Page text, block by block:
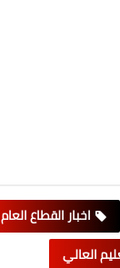
اخبار القطاع العام
العالي